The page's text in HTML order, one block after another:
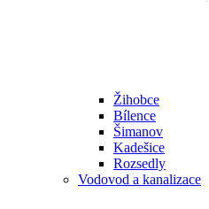
Žihobce
Bílence
Šimanov
Kadešice
Rozsedly
Vodovod a kanalizace